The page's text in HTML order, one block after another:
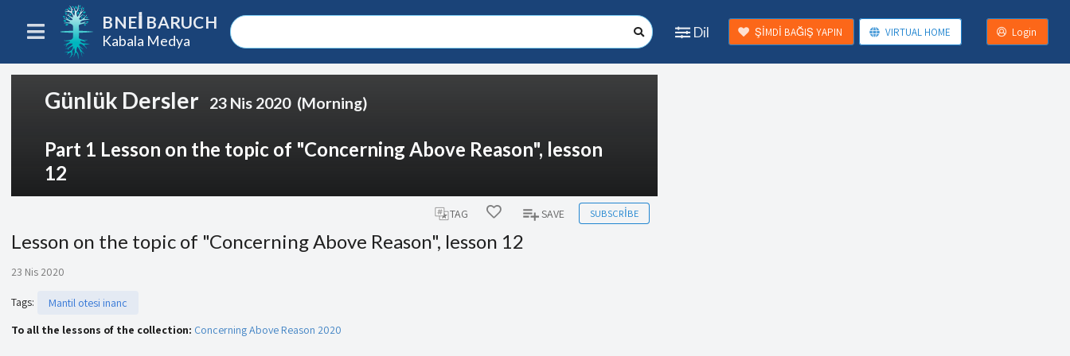
BNEI BARUCH
Kabala Medya
Dil ŞİMDİ BAĞIŞ YAPIN VIRTUAL HOME Login
Günlük Dersler 23 Nis 2020 (Morning)
Part 1 Lesson on the topic of "Concerning Above Reason", lesson
12
TAG SAVE SUBSCRIBE
Lesson on the topic of "Concerning Above Reason", lesson 12
23 Nis 2020
Tags:
Mantil otesi inanc
To all the lessons of the collection: Concerning Above Reason 2020